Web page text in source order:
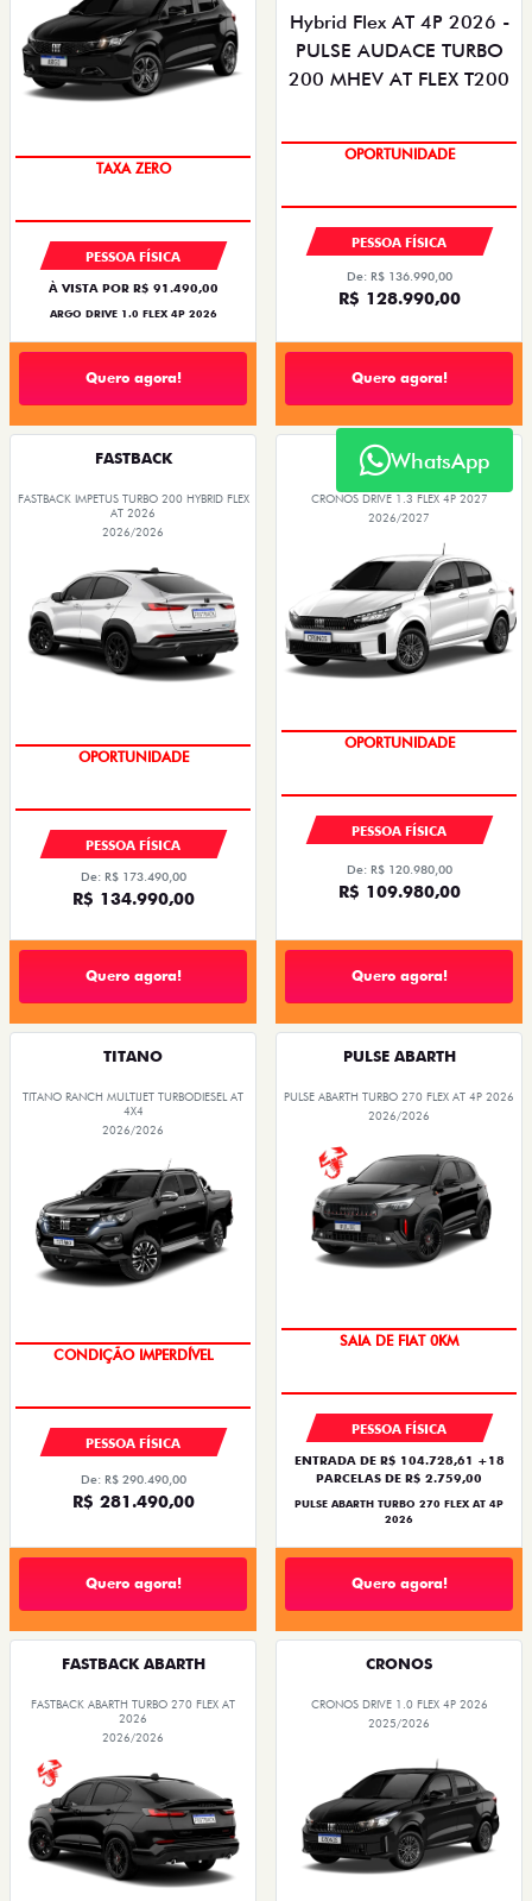
SAIA DE FIAT 0KM
PESSOA FÍSICA
À VISTA POR R$ 91.490,00
ARGO DRIVE 1.0 FLEX 4P 2026
Quero agora!
OPORTUNIDADE
PESSOA FÍSICA
De: R$ 136.990,00
R$ 128.990,00
Quero agora!
FASTBACK
FASTBACK IMPETUS TURBO 200 HYBRID FLEX
AT 2026
2026/2026
OPORTUNIDADE
PESSOA FÍSICA
De: R$ 173.490,00
R$ 134.990,00
Quero agora!
CRONOS
CRONOS DRIVE 1.3 FLEX 4P 2027
2026/2027
OPORTUNIDADE
PESSOA FÍSICA
De: R$ 120.980,00
R$ 109.980,00
Quero agora!
TITANO
TITANO RANCH MULTIJET TURBODIESEL AT
4X4
2026/2026
PESSOA FÍSICA
De: R$ 290.490,00
R$ 281.490,00
Quero agora!
PULSE ABARTH
PULSE ABARTH TURBO 270 FLEX AT 4P 2026
2026/2026
OPORTUNIDADE
PESSOA FÍSICA
ENTRADA DE R$ 104.728,61 +18
PARCELAS DE R$ 2.759,00
PULSE ABARTH TURBO 270 FLEX AT 4P
2026
Quero agora!
FASTBACK ABARTH
FASTBACK ABARTH TURBO 270 FLEX AT
2026
2026/2026
CRONOS
CRONOS DRIVE 1.0 FLEX 4P 2026
2025/2026
WhatsApp